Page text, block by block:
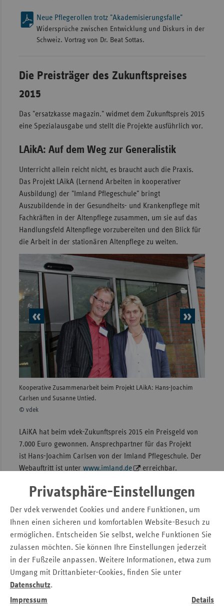
Privatsphäre-Einstellungen
Der vdek verwendet Cookies und andere Funktionen, um
Ihnen einen sicheren und komfortablen Website-Besuch zu
ermöglichen. Entscheiden Sie selbst, welche Funktionen Sie
zulassen möchten. Sie können Ihre Einstellungen jederzeit
in der Fußzeile anpassen. Weitere Informationen, etwa zum
Umgang mit Drittanbieter-Cookies, finden Sie unter
Datenschutz.
Impressum
Details
Neue Pflegerollen trotz "Akademisierungsfalle"
Widersprüche zwischen Entwicklung und Diskurs in der
Schweiz. Vortrag von Dr. Beat Sottas.
Die Preisträger des Zukunftspreises
2015
Das "ersatzkasse magazin." widmet dem Zukunftspreis 2015
eine Spezialausgabe und stellt die Projekte ausführlich vor.
LAikA: Auf dem Weg zur Generalistik
Unterricht allein reicht nicht, es braucht auch die Praxis.
Das Projekt LAikA (Lernend Arbeiten in kooperativer
Ausbildung) der "Imland Pflegeschule" bringt
Auszubildende in der Gesundheits- und Krankenpflege mit
Fachkräften in der Altenpflege zusammen, um sie auf das
Handlungsfeld Altenpflege vorzubereiten und den Blick für
die Arbeit in der stationären Altenpflege zu weiten.
vorheriges
Element
Kooperative Zusammenarbeit beim Projekt LAikA: Hans-Joachim
Carlsen und Susanne Untied.
© vdek
LAiKA hat beim vdek-Zukunftspreis 2015 ein Preisgeld von
7.000 Euro gewonnen. Ansprechpartner für das Projekt
ist Hans-Joachim Carlsen von der Imland Pflegeschule. Der
Webauftritt ist unter www.imland.de erreichbar.
Projekt Lernnetz
Die LWL Klinik Paderborn ist eine Fachklinik für Psychiatrie
und Psychotherapie mit 263 Betten und 60 Plätzen in der
Tagesklinik. Versorgt werden etwa 3.250 stationäre und
10.000 ambulante Patienten pro Jahr. Das „Projekt
Lernnetz“ hat individuelle und team-spezifische
Qualifizierungsangebote für die Mitarbeiter der Klinik
entwickelt. Hauptsächlich Pflegekräfte werden so